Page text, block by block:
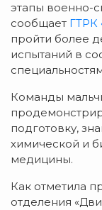
этапы военно-
сообщает ГТРК
пройти более
испытаний в
Команды
подготовку,
химической и
медицины.
Как отметила
отделения